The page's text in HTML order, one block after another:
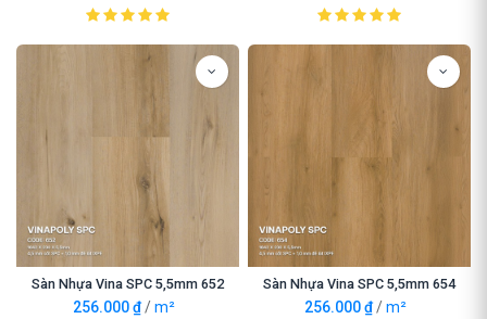
Sàn Nhựa Vina SPC 5,5mm 652
256.000₫ /m²
Sàn Nhựa Vina SPC 5,5mm 654
256.000₫ /m²